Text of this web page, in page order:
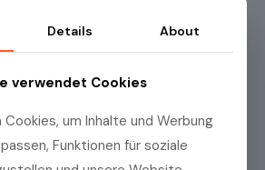
unseren Newsletter an, um
Details About
verwendet Cookies
um Inhalte und Werbung
Funktionen für soziale